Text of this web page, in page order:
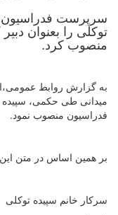
سرپرست فدراسیون
توکلی را بعنوان
منصوب کرد.
به گزارش روابط
میدانی طی حکمی، سپیده
فدراسیون منصوب نمود.
بر همین اساس در متن
سرکار خانم سپیده توکلی